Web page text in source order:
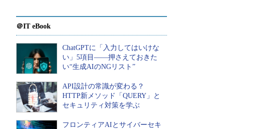
＠IT eBook
ChatGPTに「入力してはいけな
い」5項目――押さえておきた
い“生成AIのNGリスト”
API設計の常識が変わる？
HTTP新メソッド「QUERY」と
セキュリティ対策を学ぶ
フロンティアAIとサイバーセキ